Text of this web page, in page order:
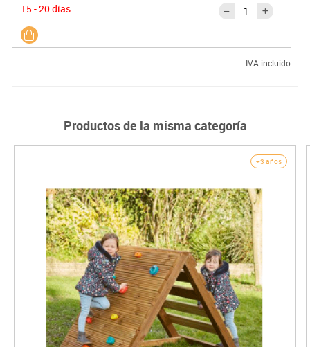
15 - 20 días
IVA incluido
Productos de la misma categoría
+3 años